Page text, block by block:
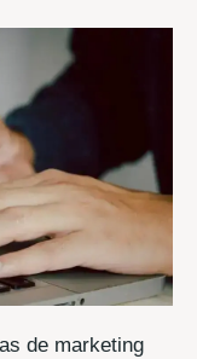
de marketing